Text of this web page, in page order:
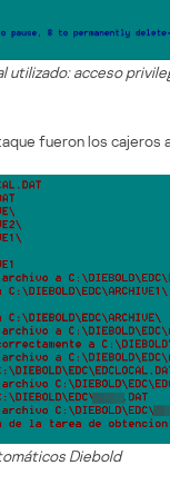
utilizado: acceso
fueron los cajeros
Diebold